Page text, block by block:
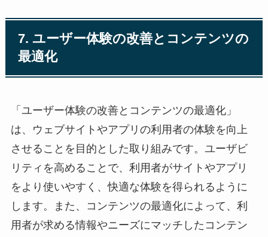
7. ユーザー体験の改善とコンテンツの
最適化
「ユーザー体験の改善とコンテンツの最適化」
は、ウェブサイトやアプリの利用者の体験を向上
させることを目的とした取り組みです。ユーザビ
リティを高めることで、利用者がサイトやアプリ
をより使いやすく、快適な体験を得られるように
します。また、コンテンツの最適化によって、利
用者が求める情報やニーズにマッチしたコンテン